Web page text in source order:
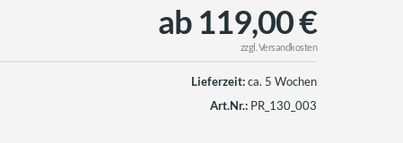
ab 119,00 €
zzgl. Versandkosten
Lieferzeit: ca. 5 Wochen
Art.Nr.: PR_130_003